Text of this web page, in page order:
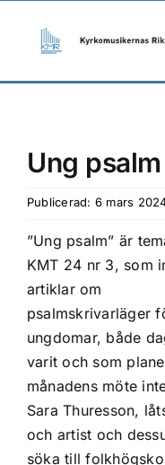
content
MEDLEM
KMT
JOBB
KONTAKT
Ung psalm
Publicerad: 6 mars
”Ung psalm” är
KMT 24 nr 3, som
artiklar om
psalmskrivarläger
ungdomar, både
varit och som
månadens möte
Sara Thuresson,
och artist och
söka till